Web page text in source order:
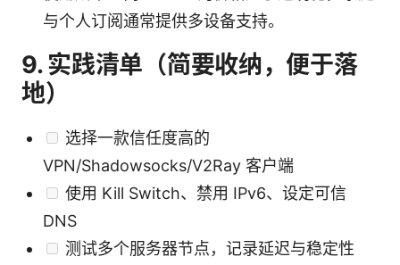
与个人订阅通常提供多设备支持。
9. 实践清单（简要收纳，便于落
地）
选择一款信任度高的
VPN/Shadowsocks/V2Ray 客户端
使用 Kill Switch、禁用 IPv6、设定可信
DNS
测试多个服务器节点，记录延迟与稳定性